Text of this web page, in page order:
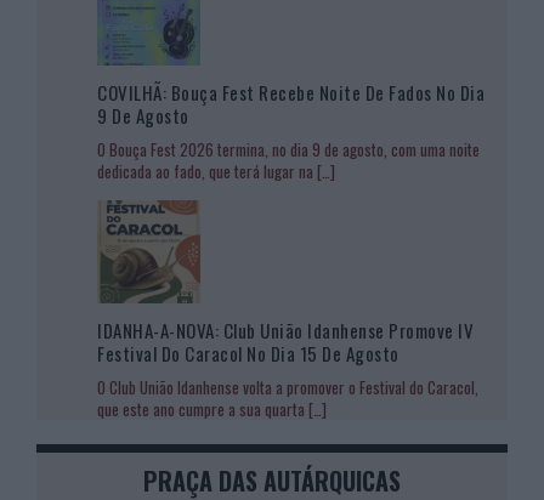
COVILHÃ: Bouça Fest Recebe Noite De Fados No Dia
9 De Agosto
O Bouça Fest 2026 termina, no dia 9 de agosto, com uma noite
dedicada ao fado, que terá lugar na […]
IDANHA-A-NOVA: Club União Idanhense Promove IV
Festival Do Caracol No Dia 15 De Agosto
O Club União Idanhense volta a promover o Festival do Caracol,
que este ano cumpre a sua quarta […]
PRAÇA DAS AUTÁRQUICAS